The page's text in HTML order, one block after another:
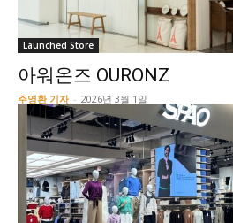
Launched Store
아워온즈 OURONZ
주영환 기자 - 2026년 3월 1일